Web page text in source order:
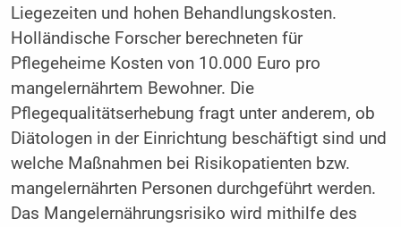
Liegezeiten und hohen Behandlungskosten.
Holländische Forscher berechneten für
Pflegeheime Kosten von 10.000 Euro pro
mangelernährtem Bewohner. Die
Pflegequalitätserhebung fragt unter anderem, ob
Diätologen in der Einrichtung beschäftigt sind und
welche Maßnahmen bei Risikopatienten bzw.
mangelernährten Personen durchgeführt werden.
Das Mangelernährungsrisiko wird mithilfe des